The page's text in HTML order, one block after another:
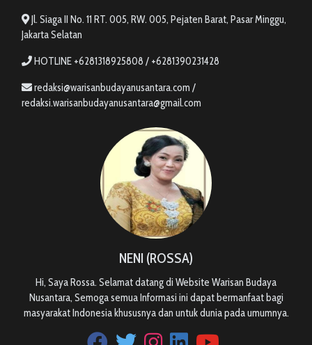
Jl. Siaga II No. 11 RT. 005, RW. 005, Pejaten Barat, Pasar Minggu,
Jakarta Selatan
HOTLINE +6281318925808 / +6281390231428
redaksi@warisanbudayanusantara.com /
redaksi.warisanbudayanusantara@gmail.com
NENI (ROSSA)
Hi, Saya Rossa. Selamat datang di Website Warisan Budaya
Nusantara, Semoga semua Informasi ini dapat bermanfaat bagi
masyarakat Indonesia khususnya dan untuk dunia pada umumnya.